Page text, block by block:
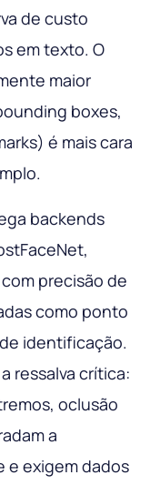
de custo
em texto. O
maior
boxes,
é mais cara
backends
precisão de
como ponto
identificação.
ressalva crítica:
oclusão
a
e exigem dados